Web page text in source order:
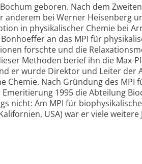
geboren. Nach dem
anderem bei Werner Heisenberg
in physikalischer Chemie bei
an das MPI für
forschte und die
Methoden berief ihn die Max-
er wurde Direktor und Leiter der
Chemie. Nach Gründung des MPI
1995 die Abteilung
nicht: Am MPI für
USA) war er viele